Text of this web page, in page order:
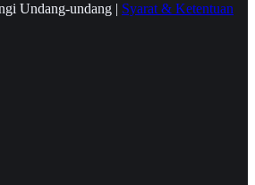
Undang-undang | Syarat & Ketentuan